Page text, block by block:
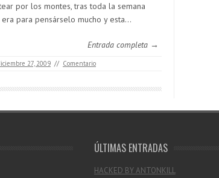
por los montes, tras toda la semana
para pensárselo mucho y esta…
Entrada completa →
27, 2009 // Comentario
ÚLTIMAS ENTRADAS
HACKED BY ANTONKILL